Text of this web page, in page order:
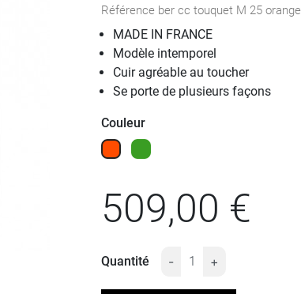
Référence ber cc touquet M 25 orange
MADE IN FRANCE
Modèle intemporel
Cuir agréable au toucher
Se porte de plusieurs façons
Couleur
OrangeHerbe
509,00 €
Quantité - +